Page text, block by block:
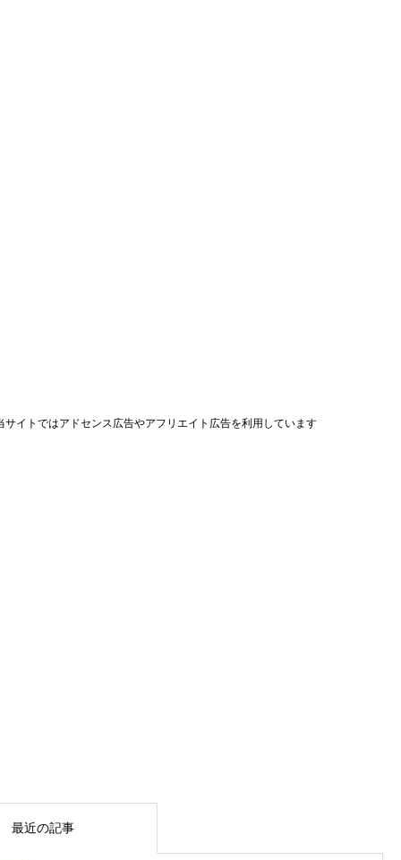
サイトではアドセンス広告やアフリエイト広告を利用しています
最近の記事